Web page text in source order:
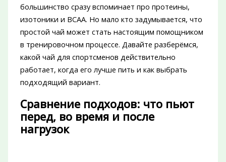
большинство сразу вспоминает про протеины,
изотоники и BCAA. Но мало кто задумывается, что
простой чай может стать настоящим помощником
в тренировочном процессе. Давайте разберёмся,
какой чай для спортсменов действительно
работает, когда его лучше пить и как выбрать
подходящий вариант.
Сравнение подходов: что пьют
перед, во время и после
нагрузок